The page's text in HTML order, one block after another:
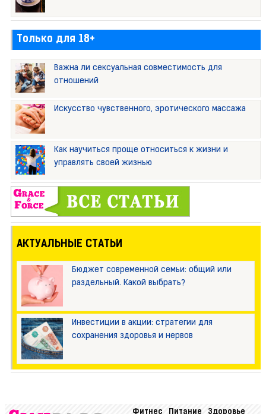
Только для 18+
Важна ли сексуальная совместимость для
отношений
Искусство чувственного, эротического массажа
Как научиться проще относиться к жизни и
управлять своей жизнью
АКТУАЛЬНЫЕ СТАТЬИ
Бюджет современной семьи: общий или
раздельный. Какой выбрать?
Инвестиции в акции: стратегии для
сохранения здоровья и нервов
Фитнес Питание Здоровье